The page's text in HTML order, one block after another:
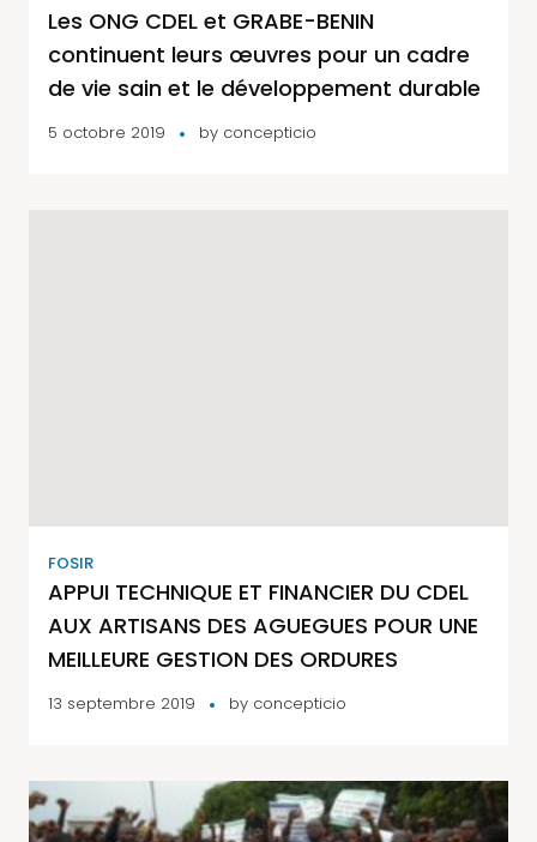
Les ONG CDEL et GRABE-BENIN
continuent leurs œuvres pour un cadre
de vie sain et le développement durable
5 octobre 2019 by concepticio
FOSIR
APPUI TECHNIQUE ET FINANCIER DU CDEL
AUX ARTISANS DES AGUEGUES POUR UNE
MEILLEURE GESTION DES ORDURES
13 septembre 2019 by concepticio